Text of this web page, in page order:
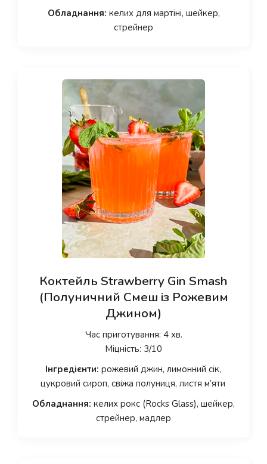
Обладнання: келих для мартіні, шейкер,
стрейнер
Коктейль Strawberry Gin Smash
(Полуничний Смеш із Рожевим
Джином)
Час приготування: 4 хв.
Міцність: 3/10
Інгредієнти: рожевий джин, лимонний сік,
цукровий сироп, свіжа полуниця, листя м’яти
Обладнання: келих рокс (Rocks Glass), шейкер,
стрейнер, мадлер